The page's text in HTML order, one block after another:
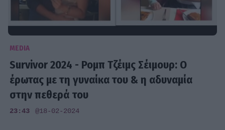
MEDIA
Survivor 2024 - Ρομπ Τζέιμς Σέιμουρ: Ο
έρωτας με τη γυναίκα του & η αδυναμία
στην πεθερά του
23:43 @18-02-2024